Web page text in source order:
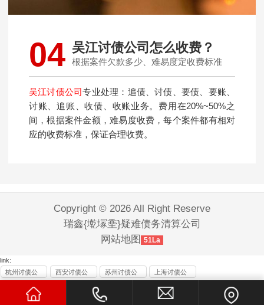
04 吴江讨债公司怎么收费？
根据案件欠款多少、难易度定收费标准
吴江讨债公司专业处理：追债、讨债、要债、要账、
讨账、追账、收债、收账业务。费用在20%~50%之
间，根据案件金额，难易度收费，每个案件都有相对
应的收费标准，保证合理收费。
Copyright © 2026 All Right Reserve
瑞鑫{墘塜埀}疑难债务清算公司
网站地图 51La
link:
杭州讨债公
西安讨债公
苏州讨债公
上海讨债公